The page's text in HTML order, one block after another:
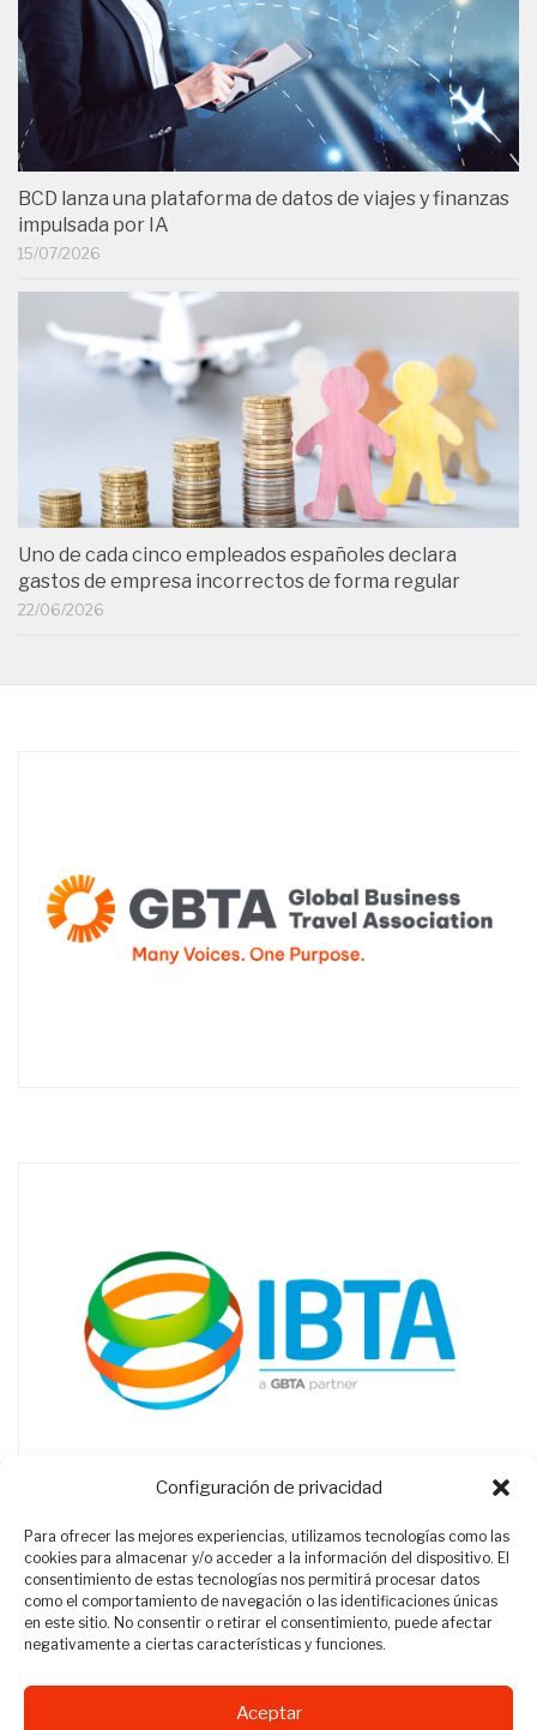
Configuración de privacidad
Para ofrecer las mejores experiencias, utilizamos tecnologías como las
cookies para almacenar y/o acceder a la información del dispositivo. El
consentimiento de estas tecnologías nos permitirá procesar datos
como el comportamiento de navegación o las identificaciones únicas
en este sitio. No consentir o retirar el consentimiento, puede afectar
negativamente a ciertas características y funciones.
Aceptar
BCD lanza una plataforma de datos de viajes y finanzas
impulsada por IA
15/07/2026
Uno de cada cinco empleados españoles declara
gastos de empresa incorrectos de forma regular
22/06/2026